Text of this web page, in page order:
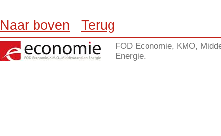
Naar boven Terug
FOD Economie, KMO,
Energie.